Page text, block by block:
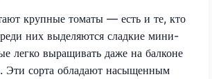
крупные томаты — есть и те, кто
них выделяются сладкие мини-
легко выращивать даже на балконе
Эти сорта обладают насыщенным